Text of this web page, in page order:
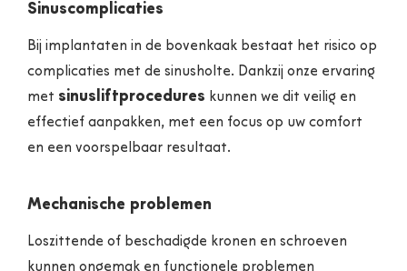
Sinuscomplicaties
Bij implantaten in de bovenkaak bestaat het risico op
complicaties met de sinusholte. Dankzij onze ervaring
met sinusliftprocedures kunnen we dit veilig en
effectief aanpakken, met een focus op uw comfort
en een voorspelbaar resultaat.
Mechanische problemen
Loszittende of beschadigde kronen en schroeven
kunnen ongemak en functionele problemen